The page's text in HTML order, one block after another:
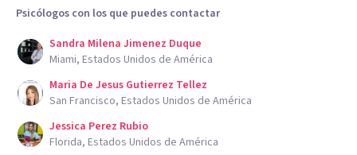
Psicólogos con los que puedes contactar
Sandra Milena Jimenez Duque
Miami, Estados Unidos de América
Maria De Jesus Gutierrez Tellez
San Francisco, Estados Unidos de América
Jessica Perez Rubio
Florida, Estados Unidos de América